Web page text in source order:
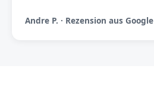
Andre P. · Rezension aus Google